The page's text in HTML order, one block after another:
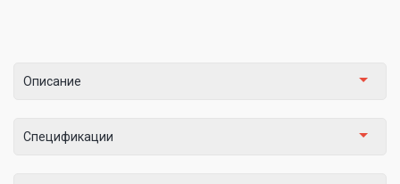
Описание
Спецификации